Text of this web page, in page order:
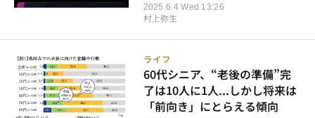
2025.6.4 Wed 13:26
村上弥生
ライフ
60代シニア、“老後の準備”完
了は10人に1人...しかし将来は
「前向き」にとらえる傾向